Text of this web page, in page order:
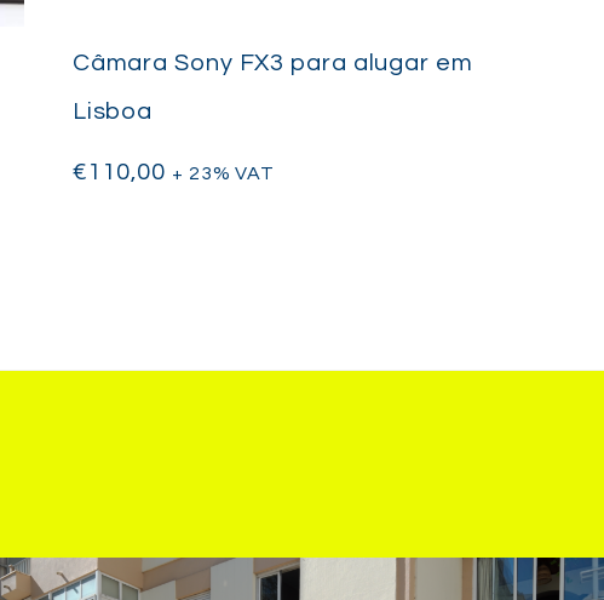
Câmara Sony FX3 para alugar em
Lisboa
€ 110,00 + 23% VAT